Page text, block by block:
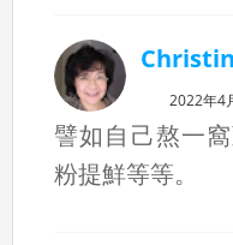
2022年4
譬如自己熬一
粉提鮮等等。